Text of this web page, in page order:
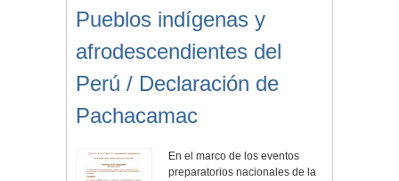
Pueblos indígenas y
afrodescendientes del
Perú / Declaración de
Pachacamac
En el marco de los eventos
preparatorios nacionales de la